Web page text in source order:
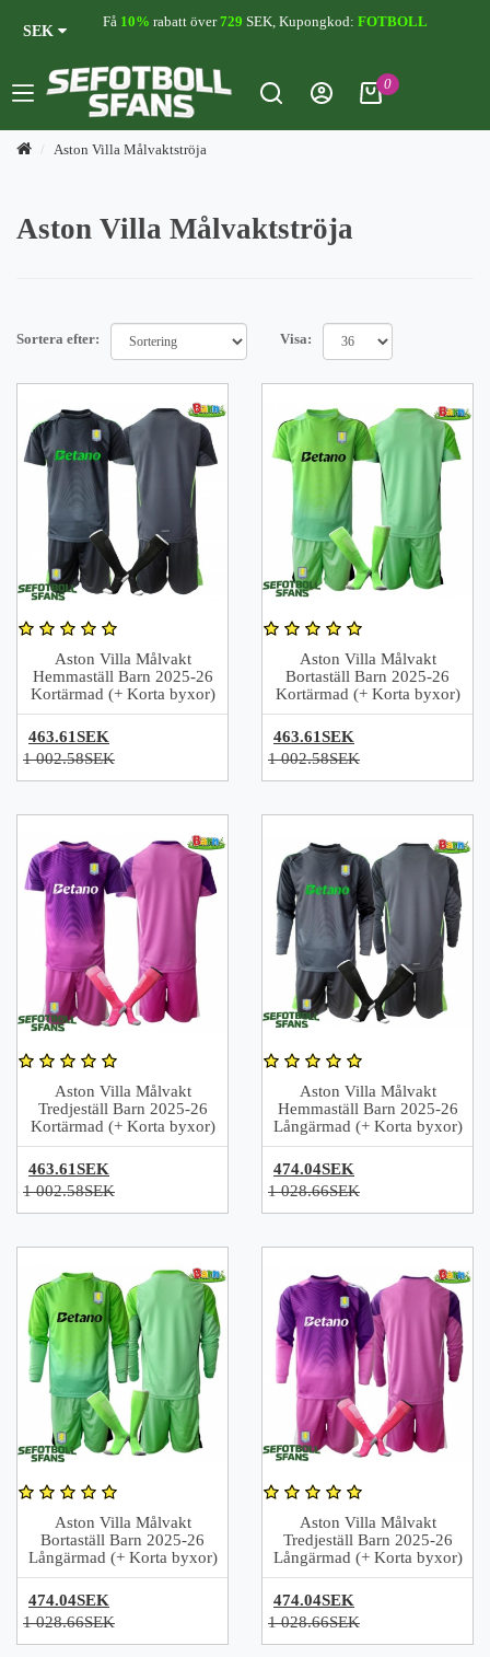
SEK
Få 10% rabatt över729 SEK, Kupongkod: FOTBOLL
0
Aston Villa Målvaktströja
Aston Villa Målvaktströja
Sortera efter: Visa:
Aston Villa Målvakt
Hemmaställ Barn 2025-26
Kortärmad (+ Korta byxor)
463.61SEK
1 002.58SEK
Aston Villa Målvakt
Bortaställ Barn 2025-26
Kortärmad (+ Korta byxor)
463.61SEK
1 002.58SEK
Aston Villa Målvakt
Tredjeställ Barn 2025-26
Kortärmad (+ Korta byxor)
463.61SEK
1 002.58SEK
Aston Villa Målvakt
Hemmaställ Barn 2025-26
Långärmad (+ Korta byxor)
474.04SEK
1 028.66SEK
Aston Villa Målvakt
Bortaställ Barn 2025-26
Långärmad (+ Korta byxor)
474.04SEK
1 028.66SEK
Aston Villa Målvakt
Tredjeställ Barn 2025-26
Långärmad (+ Korta byxor)
474.04SEK
1 028.66SEK